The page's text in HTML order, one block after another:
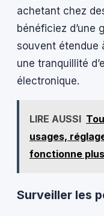
achetant chez
bénéficiez d’une
souvent étendue
une tranquillité
électronique.
LIRE AUSSI
usages,
fonctionne plus
Surveiller les